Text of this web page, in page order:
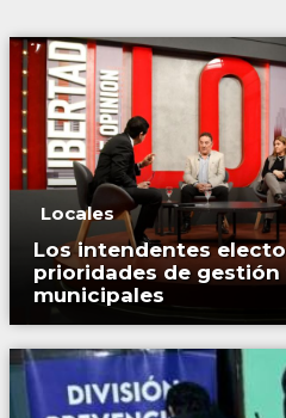
Locales
Los intendentes
prioridades de
municipales